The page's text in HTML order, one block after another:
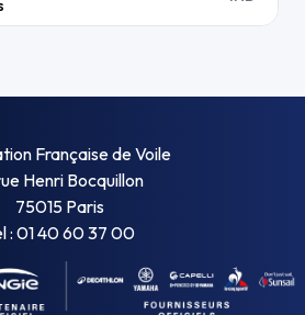
Française de Voile
Henri Bocquillon
75015 Paris
: 01 40 60 37 00